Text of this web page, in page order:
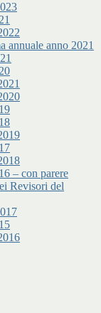
annuale anno 2021
– con parere
Revisori del